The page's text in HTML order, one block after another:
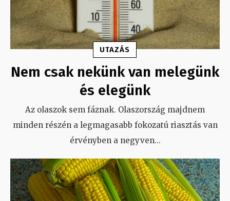
UTAZÁS
Nem csak nekünk van melegünk
és elegünk
Az olaszok sem fáznak. Olaszország majdnem
minden részén a legmagasabb fokozatú riasztás van
érvényben a negyven...